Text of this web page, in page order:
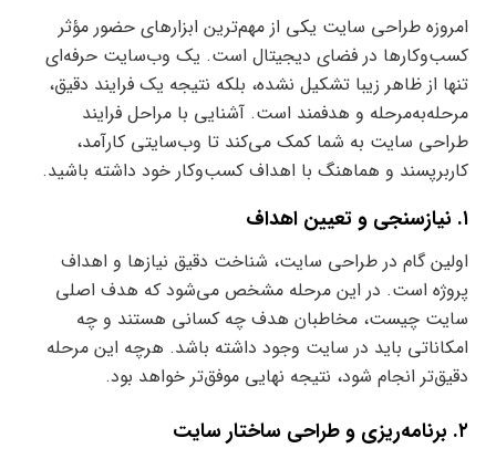
امروزه طراحی سایت یکی از مهم‌ترین ابزارهای حضور مؤثر
کسب‌وکارها در فضای دیجیتال است. یک وب‌سایت حرفه‌ای
تنها از ظاهر زیبا تشکیل نشده، بلکه نتیجه یک فرایند دقیق،
مرحله‌به‌مرحله و هدفمند است. آشنایی با مراحل فرایند
طراحی سایت به شما کمک می‌کند تا وب‌سایتی کارآمد،
کاربرپسند و هماهنگ با اهداف کسب‌وکار خود داشته باشید.
۱. نیازسنجی و تعیین اهداف
اولین گام در طراحی سایت، شناخت دقیق نیازها و اهداف
پروژه است. در این مرحله مشخص می‌شود که هدف اصلی
سایت چیست، مخاطبان هدف چه کسانی هستند و چه
امکاناتی باید در سایت وجود داشته باشد. هرچه این مرحله
دقیق‌تر انجام شود، نتیجه نهایی موفق‌تر خواهد بود.
۲. برنامه‌ریزی و طراحی ساختار سایت